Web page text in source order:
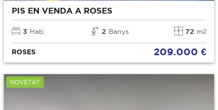
PIS EN VENDA A ROSES
3 Hab. 2 Banys 72 m2
ROSES 209.000 €
NOVETAT